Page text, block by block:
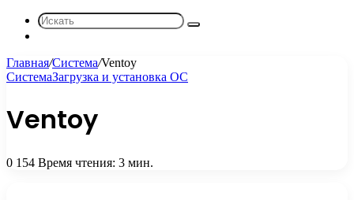
Искать
Главная/Система/Ventoy
СистемаЗагрузка и установка ОС
Ventoy
0 154 Время чтения: 3 мин.